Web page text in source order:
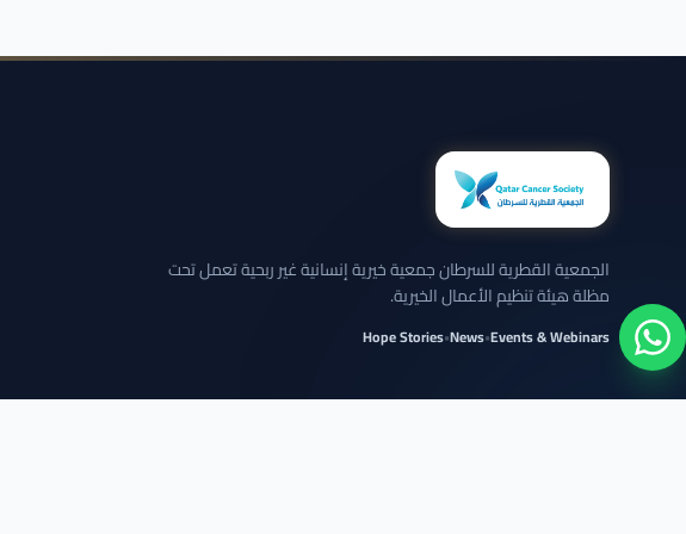
الجمعية القطرية للسرطان جمعية خيرية إنسانية غير ربحية تعمل تحت
مظلة هيئة تنظيم الأعمال الخيرية.
Events & Webinars
•
News
•
Hope Stories